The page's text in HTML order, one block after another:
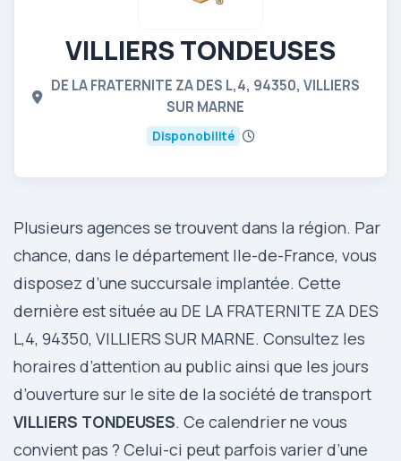
VILLIERS TONDEUSES
DE LA FRATERNITE ZA DES L,4, 94350, VILLIERS
SUR MARNE
Disponobilité
Plusieurs agences se trouvent dans la région. Par
chance, dans le département Ile-de-France, vous
disposez d’une succursale implantée. Cette
dernière est située au DE LA FRATERNITE ZA DES
L,4, 94350, VILLIERS SUR MARNE. Consultez les
horaires d’attention au public ainsi que les jours
d’ouverture sur le site de la société de transport
VILLIERS TONDEUSES. Ce calendrier ne vous
convient pas ? Celui-ci peut parfois varier d’une